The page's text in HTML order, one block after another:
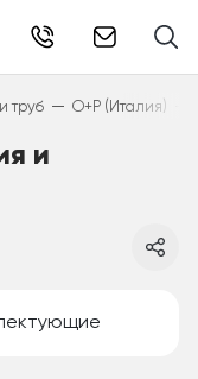
труб — O+P (Италия)
и